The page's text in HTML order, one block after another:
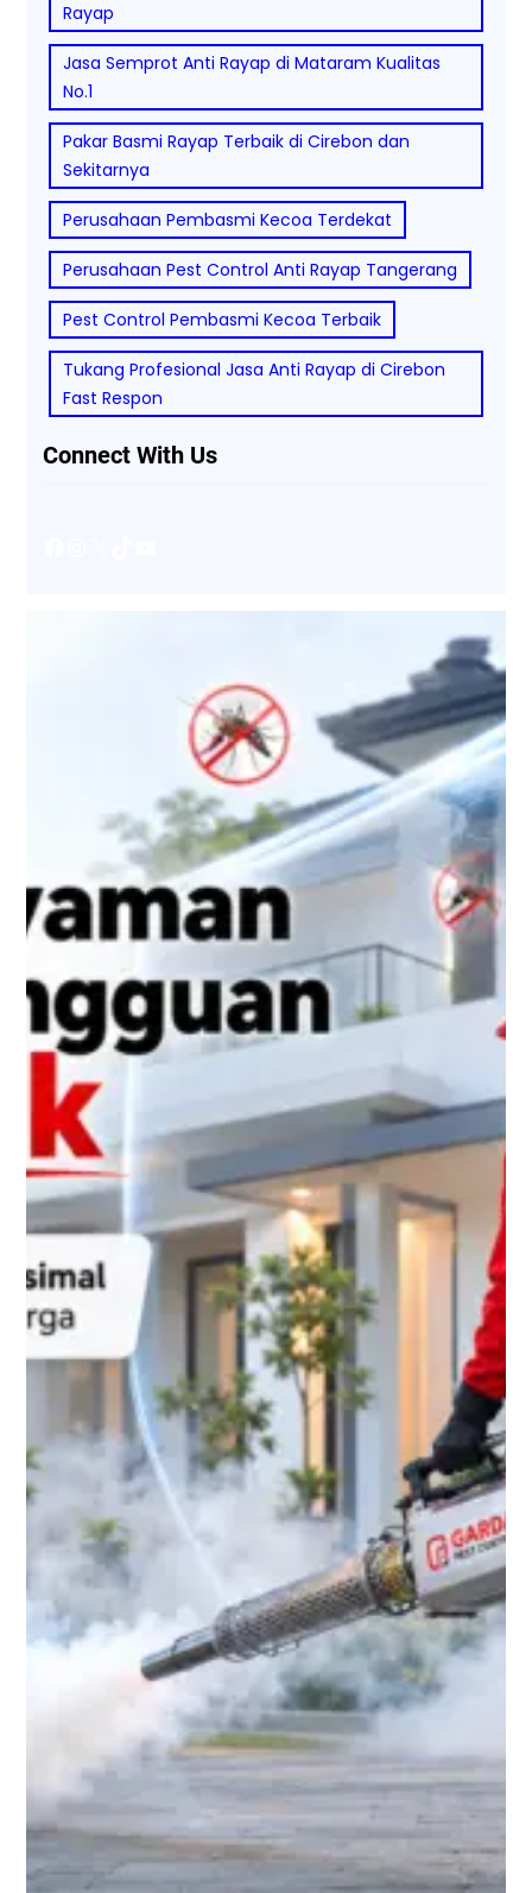
Rayap
Jasa Semprot Anti Rayap di Mataram Kualitas
No.1
Pakar Basmi Rayap Terbaik di Cirebon dan
Sekitarnya
Perusahaan Pembasmi Kecoa Terdekat
Perusahaan Pest Control Anti Rayap Tangerang
Pest Control Pembasmi Kecoa Terbaik
Tukang Profesional Jasa Anti Rayap di Cirebon
Fast Respon
Connect With Us